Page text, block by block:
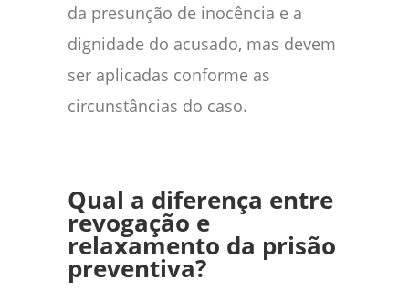
da presunção de inocência e a
dignidade do acusado, mas devem
ser aplicadas conforme as
circunstâncias do caso.
Qual a diferença entre
revogação e
relaxamento da prisão
preventiva?